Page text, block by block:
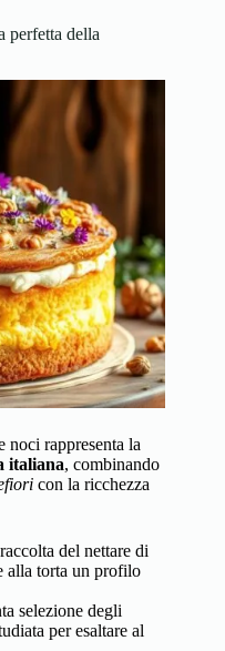
perfetta della
rappresenta la
italiana, combinando
con la ricchezza
del nettare di
alla torta un profilo
selezione degli
per esaltare al